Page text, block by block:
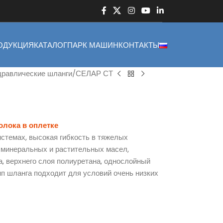
КАТАЛОГПАРК МАШИНКОНТАКТЫ
шланги СЕЛАР СТ
в оплетке
высокая гибкость в тяжелых
и растительных масел,
верхнего слоя полиуретана, однослойный
шланга подходит для условий очень низких